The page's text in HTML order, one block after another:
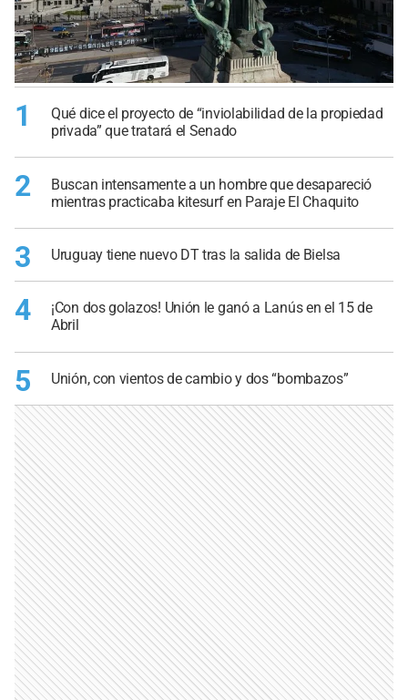
1
Qué dice el proyecto de “inviolabilidad de la propiedad
privada” que tratará el Senado
2
Buscan intensamente a un hombre que desapareció
mientras practicaba kitesurf en Paraje El Chaquito
3 Uruguay tiene nuevo DT tras la salida de Bielsa
4
¡Con dos golazos! Unión le ganó a Lanús en el 15 de
Abril
5 Unión, con vientos de cambio y dos “bombazos”